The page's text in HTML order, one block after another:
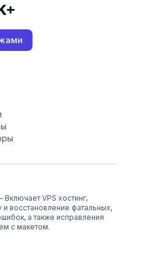
VPS хостинг,
восстановление фатальных,
а также исправления
с макетом.